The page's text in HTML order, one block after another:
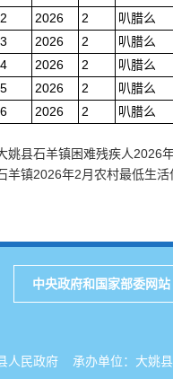
2026 2 叭腊么
2026 2 叭腊么
2026 2 叭腊么
2026 2 叭腊么
2026 2 叭腊么
姚县石羊镇困难残疾人2026
羊镇2026年2月农村最低生活
中央政府和国家部委网站
人民政府 承办单位：大姚